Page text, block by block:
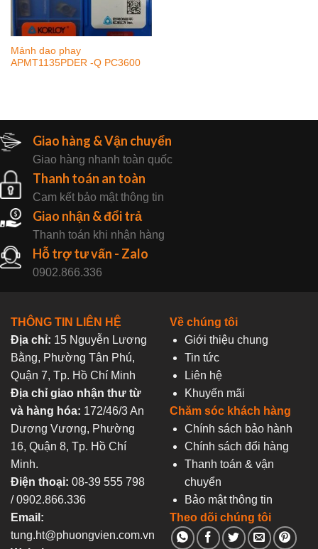
Mảnh dao phay
APMT1135PDER -Q PC3600
Giao hàng & Vận chuyển
Giao hàng nhanh toàn quốc
Thanh toán an toàn
Cam kết bảo mật thông tin
Giao nhận & đổi trả
Thanh toán khi nhận hàng
Hỗ trợ tư vấn - Zalo
0902.866.336
THÔNG TIN LIÊN HỆ
Địa chỉ: 15 Nguyễn Lương
Bằng, Phường Tân Phú,
Quận 7, Tp. Hồ Chí Minh
Địa chỉ giao nhận thư từ
và hàng hóa: 172/46/3 An
Dương Vương, Phường
16, Quận 8, Tp. Hồ Chí
Minh.
Điện thoại: 08-39 555 798
/ 0902.866.336
Email:
tung.ht@phuongvien.com.vn
Về chúng tôi
Giới thiệu chung
Tin tức
Liên hệ
Khuyến mãi
Chăm sóc khách hàng
Chính sách bảo hành
Chính sách đổi hàng
Thanh toán & vận
chuyển
Bảo mật thông tin
Theo dõi chúng tôi